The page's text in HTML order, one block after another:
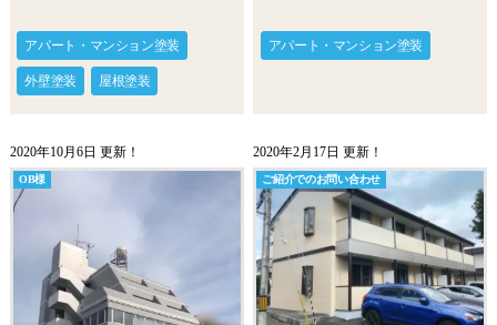
アパート・マンション塗装
外壁塗装 屋根塗装
アパート・マンション塗装
2020年10月6日 更新！
OB様
2020年2月17日 更新！
ご紹介でのお問い合わせ